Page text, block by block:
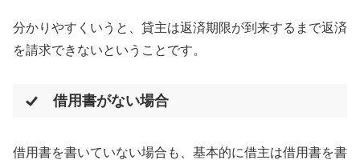
分かりやすくいうと、貸主は返済期限が到来するまで返済
を請求できないということです。
借用書がない場合
借用書を書いていない場合も、基本的に借主は借用書を書